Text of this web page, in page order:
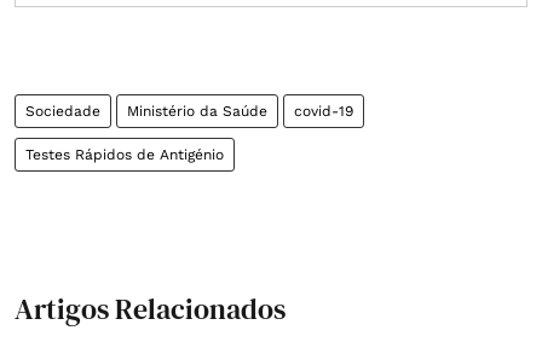
Sociedade Ministério da Saúde covid-19
Testes Rápidos de Antigénio
Artigos Relacionados